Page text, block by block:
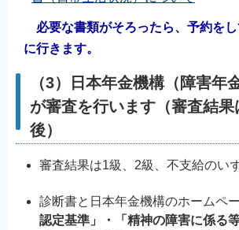
必要な書類がそろったら、予約を
に行きます。
（3）日本年金機構（障害年
が審査を行います（審査結果
後）
審査結果は1級、2級、不支給のい
診断書と日本年金機構のホームペ
認定基準」・「精神の障害に係る